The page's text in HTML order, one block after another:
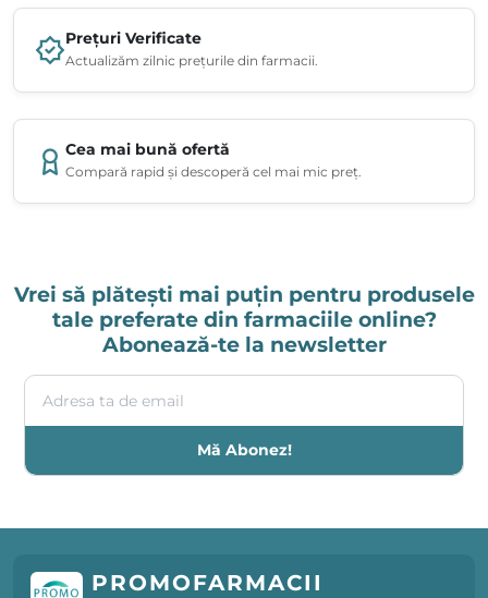
Prețuri Verificate
Actualizăm zilnic prețurile din farmacii.
Cea mai bună ofertă
Compară rapid și descoperă cel mai mic preț.
Vrei să plătești mai puțin pentru produsele
tale preferate din farmaciile online?
Abonează-te la newsletter
Adresa ta de email
Mă Abonez!
PROMOFARMACII